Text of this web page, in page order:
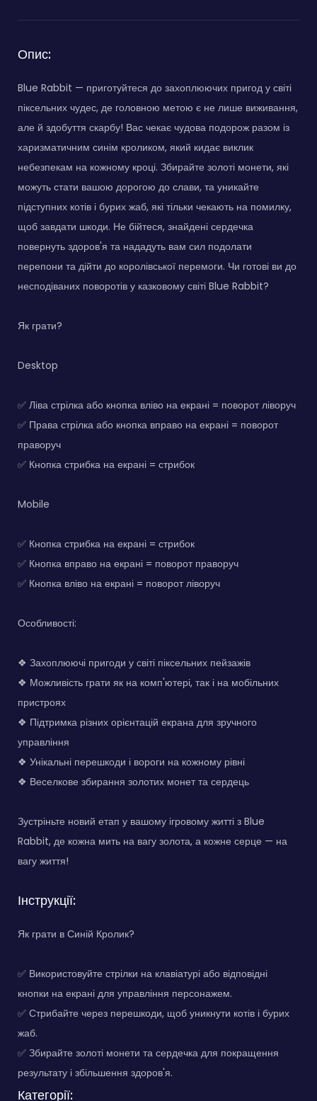
Опис:
Blue Rabbit — приготуйтеся до захоплюючих пригод у світі
піксельних чудес, де головною метою є не лише виживання,
але й здобуття скарбу! Вас чекає чудова подорож разом із
харизматичним синім кроликом, який кидає виклик
небезпекам на кожному кроці. Збирайте золоті монети, які
можуть стати вашою дорогою до слави, та уникайте
підступних котів і бурих жаб, які тільки чекають на помилку,
щоб завдати шкоди. Не бійтеся, знайдені сердечка
повернуть здоров'я та нададуть вам сил подолати
перепони та дійти до королівської перемоги. Чи готові ви до
несподіваних поворотів у казковому світі Blue Rabbit?
Як грати?
Desktop
✅ Ліва стрілка або кнопка вліво на екрані = поворот ліворуч
✅ Права стрілка або кнопка вправо на екрані = поворот
праворуч
✅ Кнопка стрибка на екрані = стрибок
Mobile
✅ Кнопка стрибка на екрані = стрибок
✅ Кнопка вправо на екрані = поворот праворуч
✅ Кнопка вліво на екрані = поворот ліворуч
Особливості:
❖ Захоплюючі пригоди у світі піксельних пейзажів
❖ Можливість грати як на комп'ютері, так і на мобільних
пристроях
❖ Підтримка різних орієнтацій екрана для зручного
управління
❖ Унікальні перешкоди і вороги на кожному рівні
❖ Веселкове збирання золотих монет та сердець
Зустріньте новий етап у вашому ігровому житті з Blue
Rabbit, де кожна мить на вагу золота, а кожне серце — на
вагу життя!
Інструкції:
Як грати в Синій Кролик?
✅ Використовуйте стрілки на клавіатурі або відповідні
кнопки на екрані для управління персонажем.
✅ Стрибайте через перешкоди, щоб уникнути котів і бурих
жаб.
✅ Збирайте золоті монети та сердечка для покращення
результату і збільшення здоров'я.
Категорії: